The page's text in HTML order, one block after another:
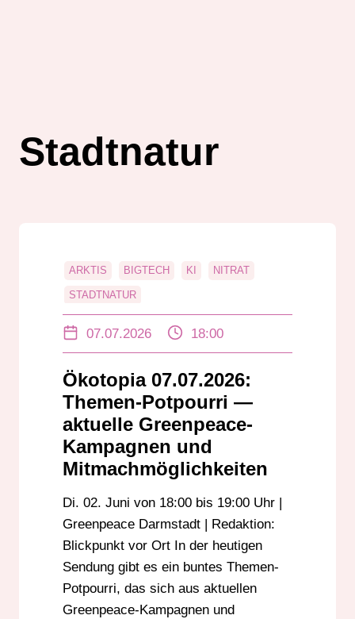
Stadtnatur
ARKTIS BIGTECH KI NITRAT
STADTNATUR
07.07.2026 18:00
Ökotopia 07.07.2026:
Themen-Potpourri —
aktuelle Greenpeace-
Kampagnen und
Mitmachmöglichkeiten
Di. 02. Juni von 18:00 bis 19:00 Uhr |
Greenpeace Darmstadt | Redaktion:
Blickpunkt vor Ort In der heutigen
Sendung gibt es ein buntes Themen-
Potpourri, das sich aus aktuellen
Greenpeace-Kampagnen und